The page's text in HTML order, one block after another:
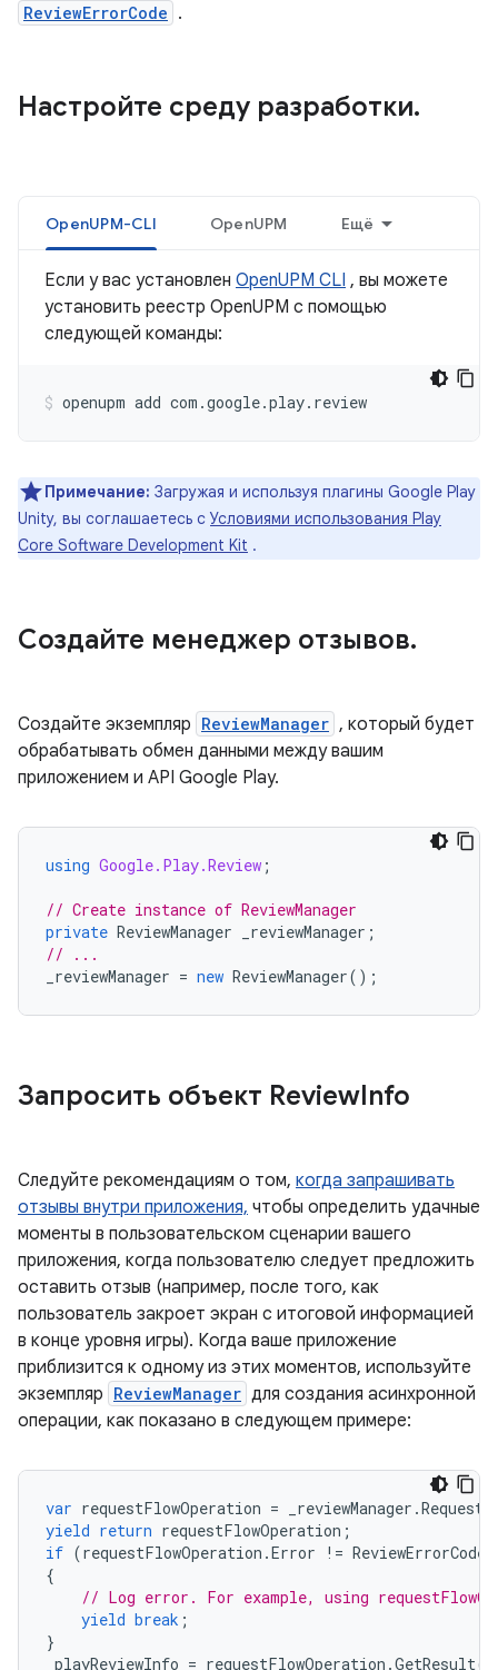
ReviewErrorCode .
Настройте среду разработки.
OpenUPM-CLI OpenUPM Ещё
Если у вас установлен OpenUPM CLI , вы можете
установить реестр OpenUPM с помощью
следующей команды:
openupm add com.google.play.review
Примечание: Загружая и используя плагины Google Play
Unity, вы соглашаетесь с Условиями использования Play
Core Software Development Kit .
Создайте менеджер отзывов.
Создайте экземпляр ReviewManager , который будет
обрабатывать обмен данными между вашим
приложением и API Google Play.
using Google.Play.Review ;
// Create instance of ReviewManager
private ReviewManager _reviewManager ;
// ...
_reviewManager = new ReviewManager();
Запросить объект ReviewInfo
Следуйте рекомендациям о том, когда запрашивать
отзывы внутри приложения, чтобы определить удачные
моменты в пользовательском сценарии вашего
приложения, когда пользователю следует предложить
оставить отзыв (например, после того, как
пользователь закроет экран с итоговой информацией
в конце уровня игры). Когда ваше приложение
приблизится к одному из этих моментов, используйте
экземпляр ReviewManager для создания асинхронной
операции, как показано в следующем примере:
var requestFlowOperation = _reviewManager .
yield return requestFlowOperation ;
if (requestFlowOperation .Error != ReviewErrorCode
{
// Log error. For example, using
yield break ;
}
_playReviewInfo = requestFlowOperation .GetResult